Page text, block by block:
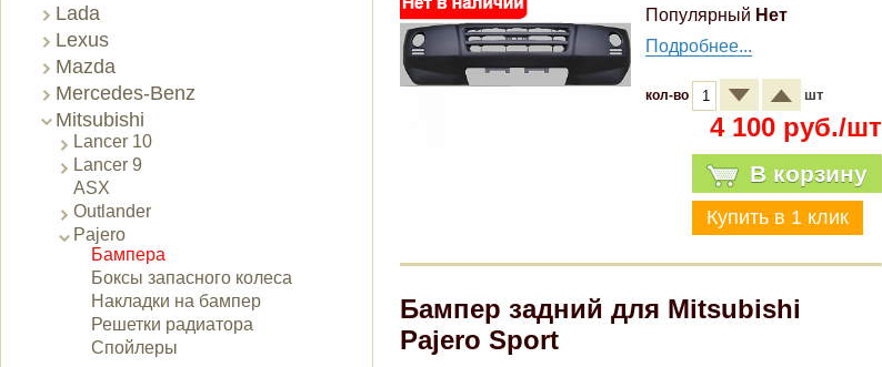
Lada
Lexus
Mazda
Mercedes-Benz
Mitsubishi
Lancer 10
Lancer 9
ASX
Outlander
Pajero
Бампера
Боксы запасного колеса
Накладки на бампер
Решетки радиатора
Спойлеры
Популярный Нет
Подробнее...
кол-во шт
4 100 руб./шт
В корзину
Бампер задний для Mitsubishi
Pajero Sport